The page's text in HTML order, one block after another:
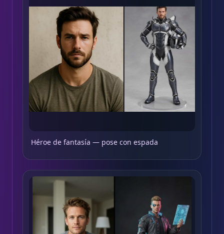
Héroe de fantasía — pose con espada